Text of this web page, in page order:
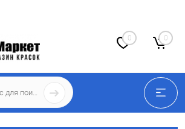
0 0